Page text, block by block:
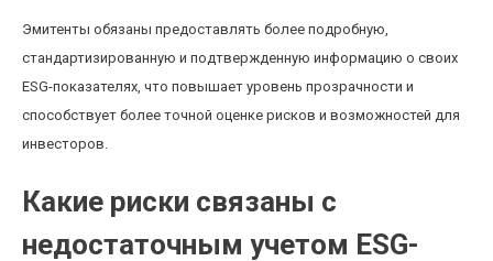
Эмитенты обязаны предоставлять более подробную,
стандартизированную и подтвержденную информацию о своих
ESG-показателях, что повышает уровень прозрачности и
способствует более точной оценке рисков и возможностей для
инвесторов.
Какие риски связаны с
недостаточным учетом ESG-